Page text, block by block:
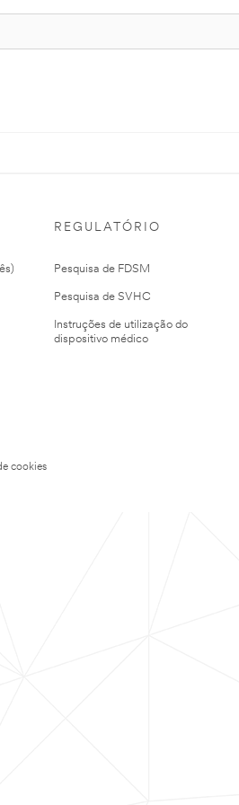
REGULATÓRIO
Pesquisa de FDSM
Pesquisa de SVHC
Instruções de utilização do
dispositivo médico
cookies